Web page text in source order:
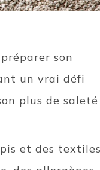
son
un vrai défi
plus de saleté
et des textiles